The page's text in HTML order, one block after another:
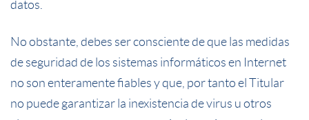
datos.
No obstante, debes ser consciente de que las medidas
de seguridad de los sistemas informáticos en Internet
no son enteramente fiables y que, por tanto el Titular
no puede garantizar la inexistencia de virus u otros